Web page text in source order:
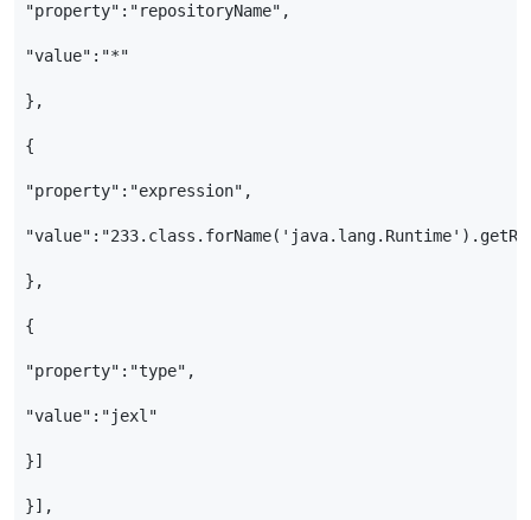
"property" : "repositoryName" ,
"value" : "*"
},
{
"property" : "expression" ,
"value" :
},
{
"property" : "type" ,
"value" : "jexl"
}]
}],